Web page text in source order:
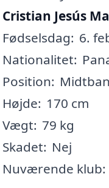
Cristian Jesús
Fødselsdag: 6.
Nationalitet:
Position:
Højde: 170 cm
Vægt: 79 kg
Skadet: Nej
Nuværende klub: